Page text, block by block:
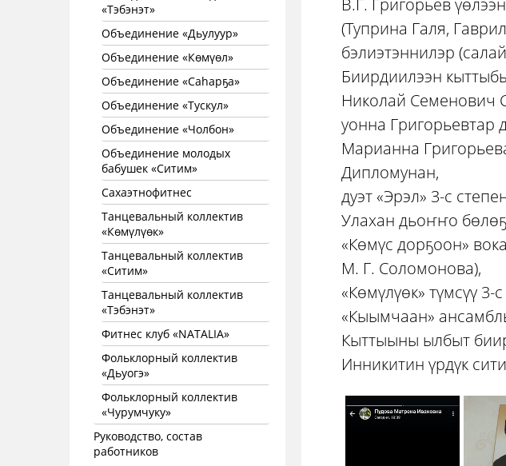
«Тэбэнэт»
Объединение «Дьулуур»
Объединение «Көмүөл»
Объединение «Саhарҕа»
Объединение «Тускул»
Объединение «Чолбон»
Объединение молодых
бабушек «Ситим»
Сахаэтнофитнес
Танцевальный коллектив
«Көмүлүөк»
Танцевальный коллектив
«Ситим»
Танцевальный коллектив
«Тэбэнэт»
Фитнес клуб «NATALIA»
Фольклорный коллектив
«Дьуогэ»
Фольклорный коллектив
«Чурумчуку»
Руководство, состав
работников
(Туприна Галя,
бэлиэтэннилэр
Биирдиилээн
Николай Семенович
уонна Григорьевтар
Марианна
Дипломунан,
дуэт «Эрэл» 3-с
Улахан дьоҥҥо
«Көмүс дорҕоон»
М. Г. Соломонова),
«Көмүлүөк» түмсүү
«Кыымчаан»
Кыттыыны ылбыт
Инникитин үрдүк